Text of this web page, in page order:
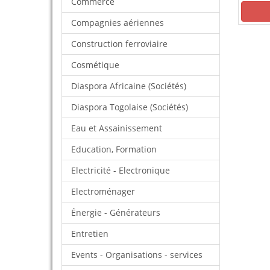
Compagnies aériennes
Construction ferroviaire
Cosmétique
Diaspora Africaine (Sociétés)
Diaspora Togolaise (Sociétés)
Eau et Assainissement
Education, Formation
Electricité - Electronique
Electroménager
Énergie - Générateurs
Entretien
Events - Organisations - services